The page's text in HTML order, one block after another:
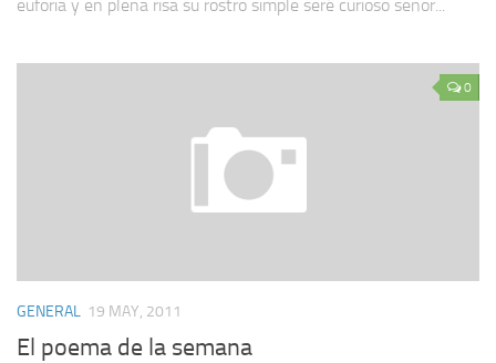
euforia y en plena risa su rostro simple seré curioso señor...
0
GENERAL 19 MAY, 2011
El poema de la semana